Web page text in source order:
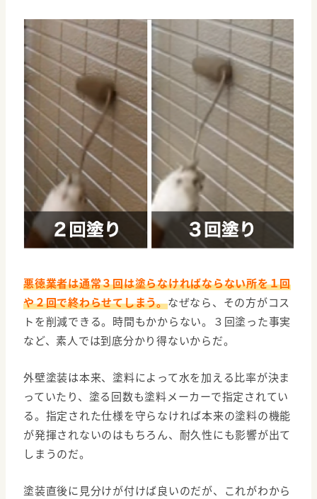
悪徳業者は通常３回は塗らなければならない所を１回
や２回で終わらせてしまう。なぜなら、その方がコス
トを削減できる。時間もかからない。３回塗った事実
など、素人では到底分かり得ないからだ。
外壁塗装は本来、塗料によって水を加える比率が決ま
っていたり、塗る回数も塗料メーカーで指定されてい
る。指定された仕様を守らなければ本来の塗料の機能
が発揮されないのはもちろん、耐久性にも影響が出て
しまうのだ。
塗装直後に見分けが付けば良いのだが、これがわから